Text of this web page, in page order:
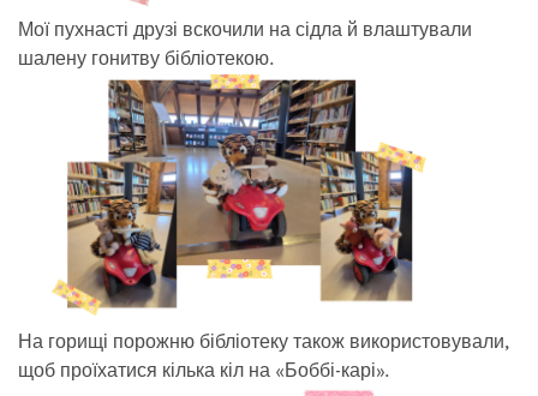
Мої пухнасті друзі вскочили на сідла й влаштували
шалену гонитву бібліотекою.
На горищі порожню бібліотеку також використовували,
щоб проїхатися кілька кіл на «Боббі-карі».